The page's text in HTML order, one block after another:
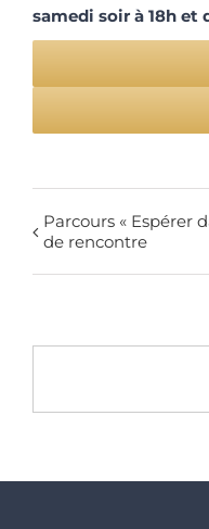
samedi soir à 18h et
Parcours « Espérer
de rencontre